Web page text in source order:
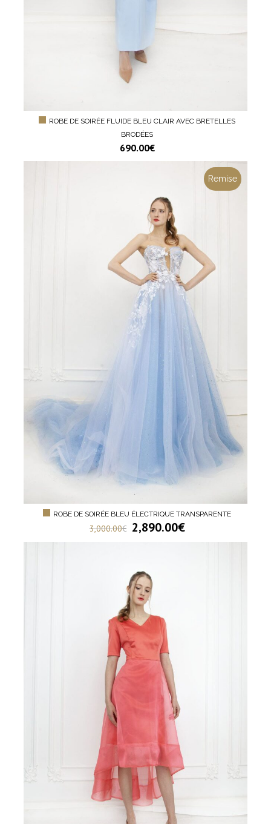
ROBE DE SOIRÉE FLUIDE BLEU CLAIR AVEC BRETELLES
BRODÉES
690.00€
Remise
ROBE DE SOIRÉE BLEU ÉLECTRIQUE TRANSPARENTE
3,000.00€ 2,890.00€